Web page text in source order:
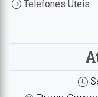
Telefones Úteis